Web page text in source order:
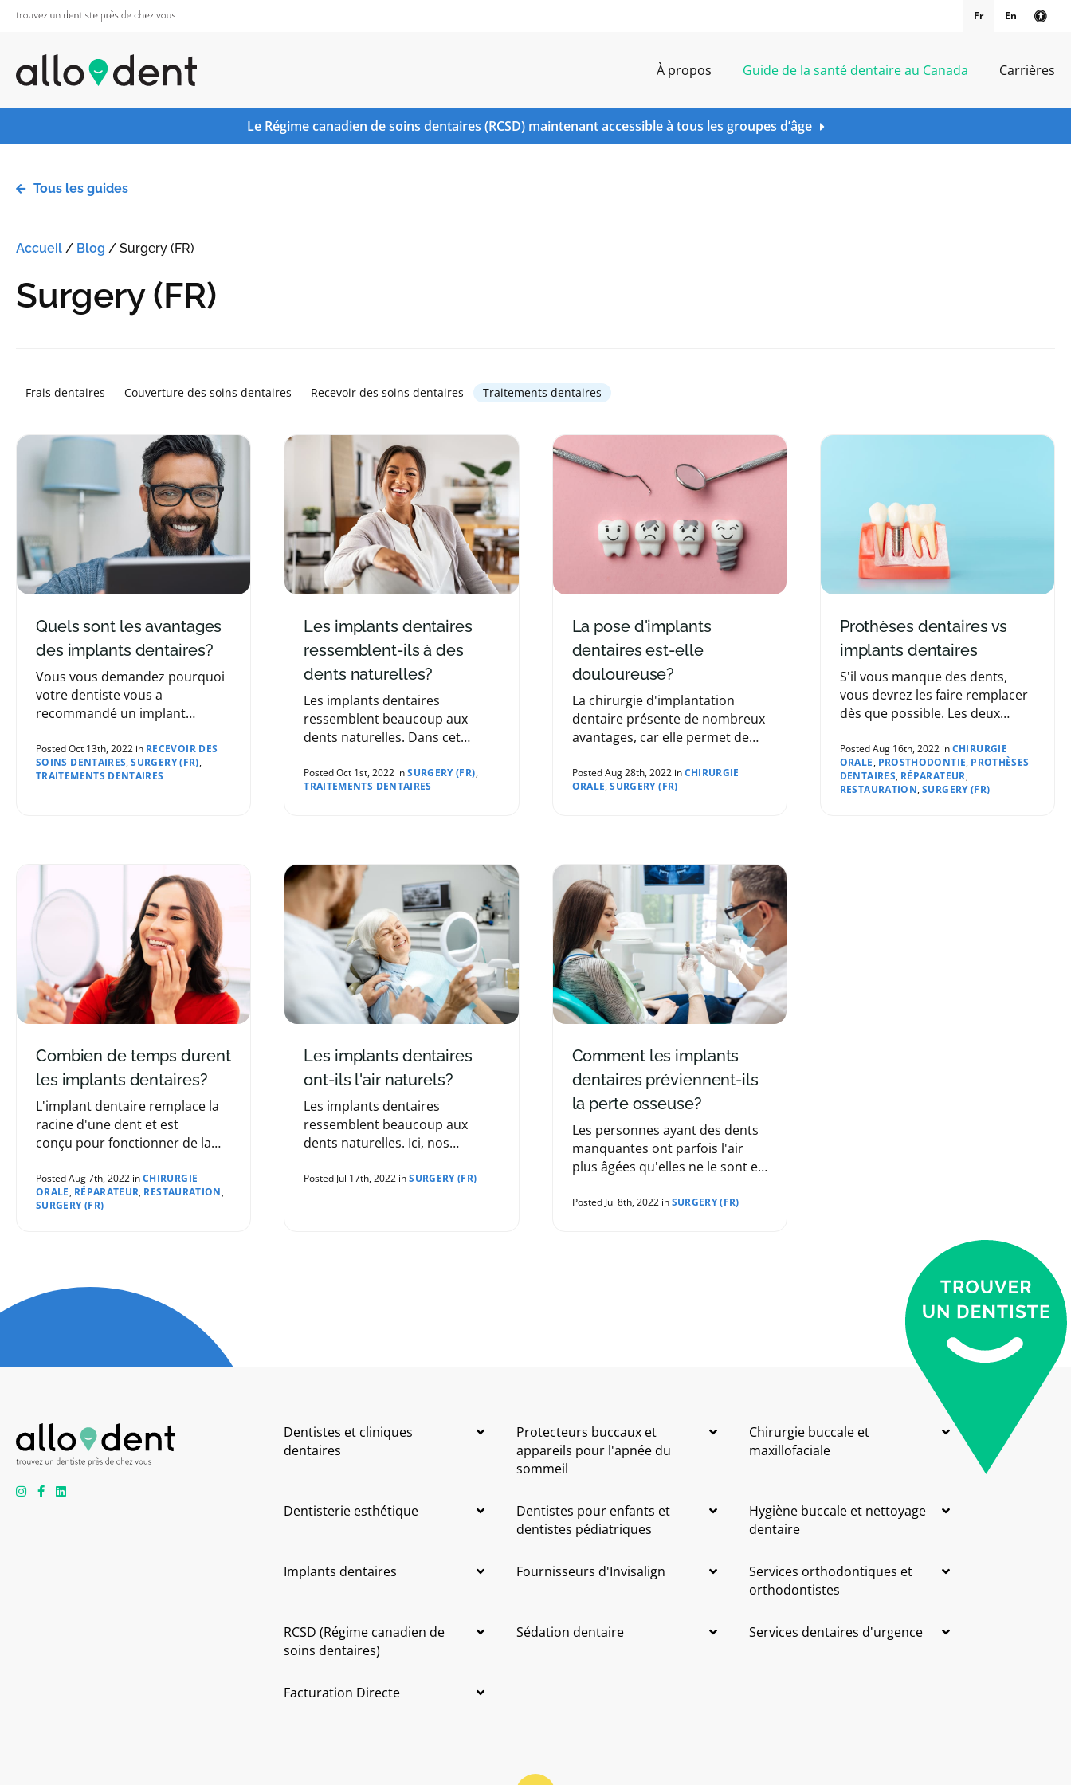
Fr En
À propos Guide de la santé dentaire au Canada Carrières
Le Régime canadien de soins dentaires (RCSD) maintenant accessible à tous les groupes d’âge
Tous les guides
Accueil / Blog / Surgery (FR)
Surgery (FR)
Frais dentaires Couverture des soins dentaires Recevoir des soins dentaires Traitements dentaires
Quels sont les avantages
des implants dentaires?
Posted Oct 13th, 2022 in RECEVOIR DES
SOINS DENTAIRES,SURGERY (FR),
TRAITEMENTS DENTAIRES
Vous vous demandez pourquoi
votre dentiste vous a
recommandé un implant
réseau vous énumèrent les
raisons pour lesquelles votre
Les implants dentaires
ressemblent-ils à des
dents naturelles?
Posted Oct 1st, 2022 inSURGERY (FR),
TRAITEMENTS DENTAIRES
Les implants dentaires
ressemblent beaucoup aux
dents naturelles. Dans cet
réseau vous décrivent les
similitudes et les différences.
La pose d'implants
dentaires est-elle
douloureuse?
Posted Aug 28th, 2022 inCHIRURGIE
ORALE,SURGERY (FR)
La chirurgie d'implantation
dentaire présente de nombreux
avantages, car elle permet de
l'apparence de votre sourire
suite à la perte d'une ou de
courantes sur toute douleur
pouvant être associée cette
chirurgie.
Prothèses dentaires vs
implants dentaires
Posted Aug 16th, 2022 inCHIRURGIE
ORALE, PROSTHODONTIE, PROTHÈSES
DENTAIRES, RÉPARATEUR,
RESTAURATION,SURGERY (FR)
S'il vous manque des dents,
vous devrez les faire remplacer
dès que possible. Les deux
le remplacement des dents sont
les implants dentaires et les
prothèses dentaires.
Combien de temps durent
les implants dentaires?
Posted Aug 7th, 2022 inCHIRURGIE
ORALE, RÉPARATEUR, RESTAURATION,
SURGERY (FR)
L'implant dentaire remplace la
racine d'une dent et est
conçu pour fonctionner de la
naturelle. Vous vous demandez
peut-être combien de temps les
implants dentaires durent. Dans
dentaires.
Les implants dentaires
ont-ils l'air naturels?
Posted Jul 17th, 2022 inSURGERY (FR)
Les implants dentaires
ressemblent beaucoup aux
dents naturelles. Ici, nos
les similitudes et les différences.
Comment les implants
dentaires préviennent-ils
la perte osseuse?
Posted Jul 8th, 2022 inSURGERY (FR)
Les personnes ayant des dents
manquantes ont parfois l'air
plus âgées qu'elles ne le sont en
détérioration de la mâchoire qui
Dentistes et cliniques
dentaires
Protecteurs buccaux et
appareils pour l'apnée du
sommeil
Chirurgie buccale et
maxillofaciale
Dentisterie esthétique
Dentistes pour enfants et
dentistes pédiatriques
Hygiène buccale et nettoyage
dentaire
Implants dentaires Fournisseurs d'Invisalign
Services orthodontiques et
orthodontistes
RCSD (Régime canadien de
soins dentaires)
Sédation dentaire Services dentaires d'urgence
Facturation Directe